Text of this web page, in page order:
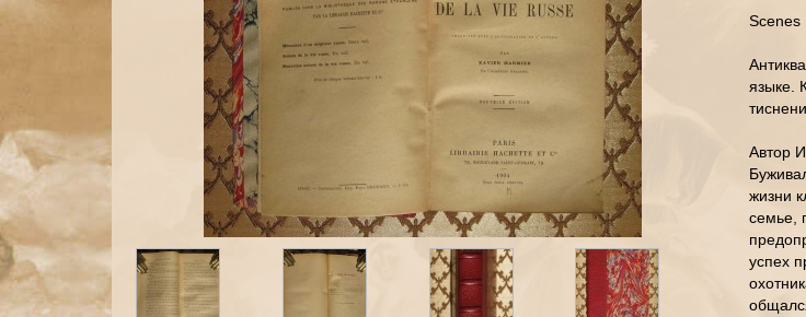
Scenes
языке.
Автор
жизни
семье,
успех